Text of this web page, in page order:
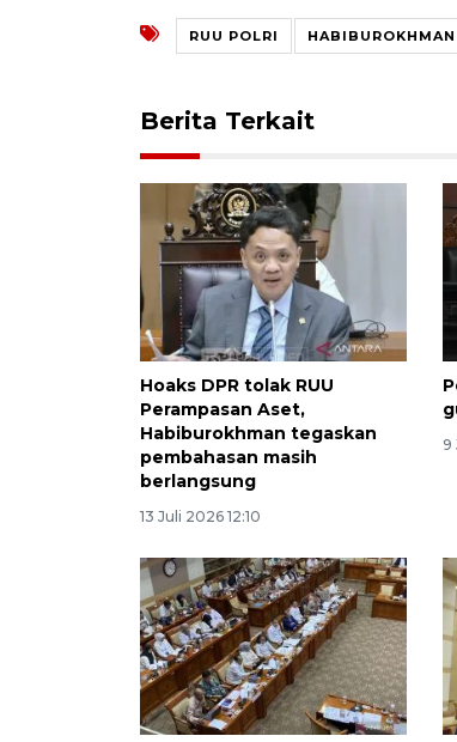
RUU POLRI HABIBUROKHMAN
Berita Terkait
Hoaks DPR tolak RUU
Perampasan Aset,
Habiburokhman tegaskan
pembahasan masih
berlangsung
13 Juli 2026 12:10
9